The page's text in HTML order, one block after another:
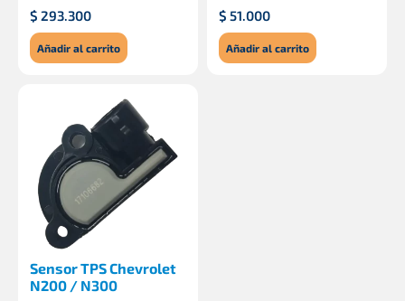
$ 293.300
Añadir al carrito
$ 51.000
Añadir al carrito
Sensor TPS Chevrolet
N200 / N300